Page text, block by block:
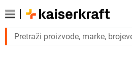
Trebate proizvod hitno?